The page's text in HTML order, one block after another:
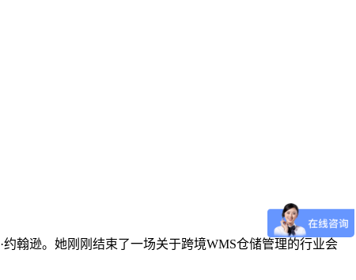
约翰逊。她刚刚结束了一场关于跨境WMS仓储管理的行业会